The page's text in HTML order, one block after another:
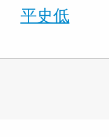
平史低